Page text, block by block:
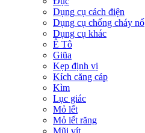
Dụng cụ cách điện
Dụng cụ chống cháy nổ
Dụng cụ khác
Ê Tô
Giũa
Kẹp định vị
Kích căng cáp
Kìm
Lục giác
Mỏ lết
Mỏ lết răng
Mũi vít